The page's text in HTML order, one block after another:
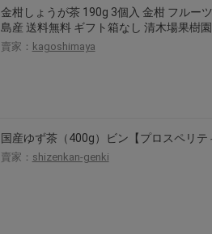
金柑しょうが茶 190g 3個入 金柑 フルー
島産 送料無料 ギフト箱なし 清木場果樹
賣家： kagoshimaya
国産ゆず茶（400g）ビン【プロスペリテ
賣家： shizenkan-genki